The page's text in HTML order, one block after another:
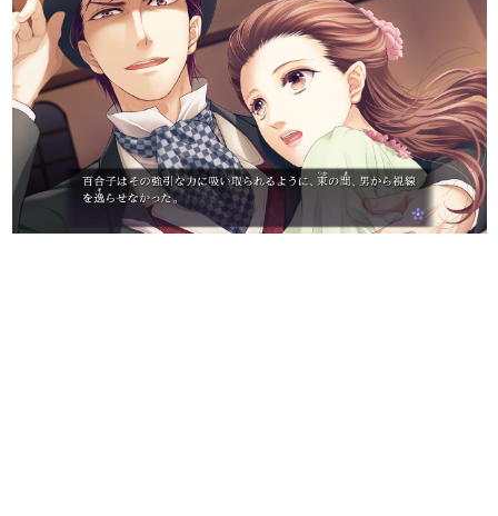
日本モバイルゲーム産業史
日本のモバイルゲーム史における主要なトピック・タイト
ルを網羅するほか、開発者へのインタビューや識者による
解説を掲載。約20年の歴史が一望できる決定版！
若ゲのいたり〜ゲームクリエイターの青春〜
『うつヌケ』『ペンと箸』等で知られるマンガ家・田中圭
一先生によるゲーム業界レポートマンガです。
なんでゲームは面白い？
ゲーム開発者・hamatsu氏がゲームの魅力を画面や操作の
具体的な形から解き明かしていく、硬派で骨太な評論連載